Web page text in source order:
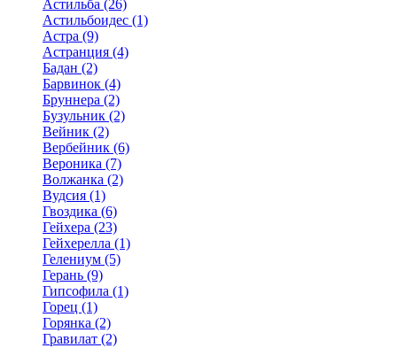
Астильба (26)
Астильбоидес (1)
Астра (9)
Астранция (4)
Бадан (2)
Барвинок (4)
Бруннера (2)
Бузульник (2)
Вейник (2)
Вербейник (6)
Вероника (7)
Волжанка (2)
Вудсия (1)
Гвоздика (6)
Гейхера (23)
Гейхерелла (1)
Гелениум (5)
Герань (9)
Гипсофила (1)
Горец (1)
Горянка (2)
Гравилат (2)